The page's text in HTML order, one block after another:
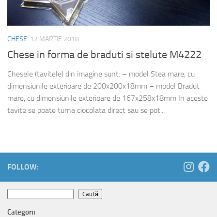
CHESE 12 MARTIE 2018
Chese in forma de braduti si stelute M4222
Chesele (tavitele) din imagine sunt: – model Stea mare, cu
dimensiunile exterioare de 200x200x18mm – model Bradut
mare, cu dimensiunile exterioare de 167x258x18mm In aceste
tavite se poate turna ciocolata direct sau se pot...
FOLLOW:
Caută
Categorii